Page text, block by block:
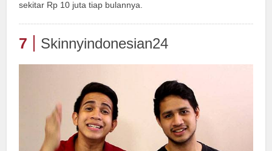
sekitar Rp 10 juta tiap bulannya.
7 Skinnyindonesian24